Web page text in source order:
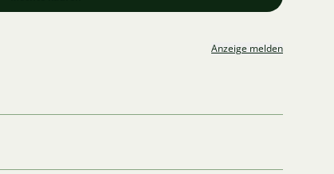
Anzeige melden